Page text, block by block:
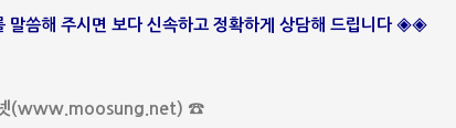
말씀해 주시면 보다 신속하고 정확하게 상담해 드립니다 ◈◈
(www.moosung.net) ☎